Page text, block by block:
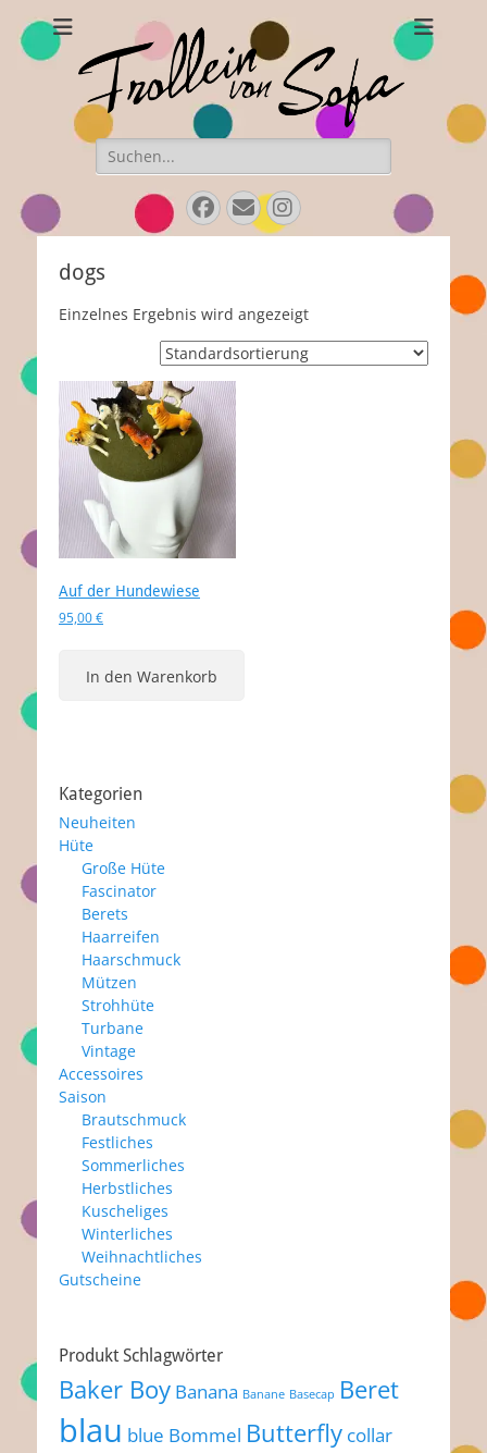
Frollein von Sofa
Handgefertigte Hüte und Accessoires
Suchen
nach:
Facebook
EmailInstagram
dogs
Einzelnes Ergebnis wird angezeigt
Auf der Hundewiese
95,00€
In den Warenkorb
Kategorien
Neuheiten
Hüte
Große Hüte
Fascinator
Berets
Haarreifen
Haarschmuck
Mützen
Strohhüte
Turbane
Vintage
Accessoires
Saison
Brautschmuck
Festliches
Sommerliches
Herbstliches
Kuscheliges
Winterliches
Weihnachtliches
Gutscheine
Produkt Schlagwörter
Baker Boy Banana Banane Basecap Beret
blau blue Bommel Butterfly collar